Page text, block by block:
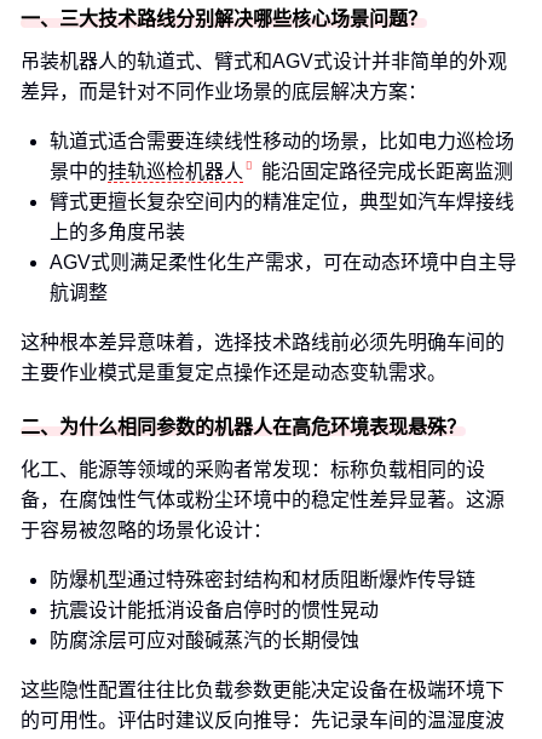
一、三大技术路线分别解决哪些核心场景问题？
吊装机器人的轨道式、臂式和AGV式设计并非简单的外观
差异，而是针对不同作业场景的底层解决方案：
轨道式适合需要连续线性移动的场景，比如电力巡检场
景中的挂轨巡检机器人
能沿固定路径完成长距离监测
臂式更擅长复杂空间内的精准定位，典型如汽车焊接线
上的多角度吊装
AGV式则满足柔性化生产需求，可在动态环境中自主导
航调整
这种根本差异意味着，选择技术路线前必须先明确车间的
主要作业模式是重复定点操作还是动态变轨需求。
二、为什么相同参数的机器人在高危环境表现悬殊？
化工、能源等领域的采购者常发现：标称负载相同的设
备，在腐蚀性气体或粉尘环境中的稳定性差异显著。这源
于容易被忽略的场景化设计：
防爆机型通过特殊密封结构和材质阻断爆炸传导链
抗震设计能抵消设备启停时的惯性晃动
防腐涂层可应对酸碱蒸汽的长期侵蚀
这些隐性配置往往比负载参数更能决定设备在极端环境下
的可用性。评估时建议反向推导：先记录车间的温湿度波